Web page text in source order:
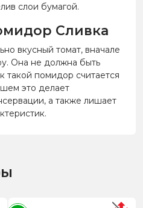
слои бумагой.
Сливка
вкусный томат, вначале
Она не должна быть
такой помидор считается
это делает
а также лишает